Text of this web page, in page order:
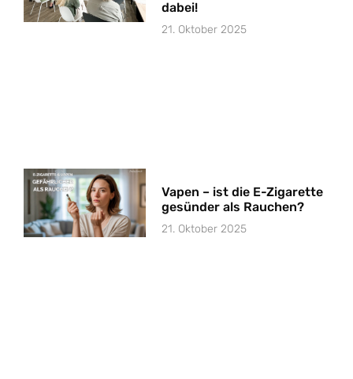
dabei!
21. Oktober 2025
Vapen – ist die E-Zigarette
gesünder als Rauchen?
21. Oktober 2025